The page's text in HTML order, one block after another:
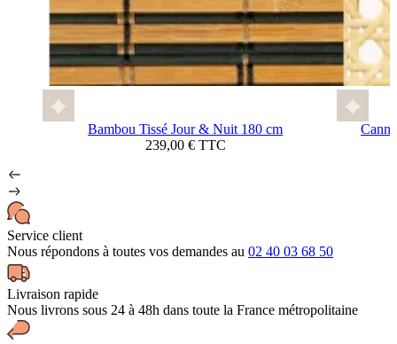
Bambou Tissé Jour & Nuit 180 cm
239,00 € TTC
Service client
Nous répondons à toutes vos demandes au 02 40 03 68 50
Livraison rapide
Nous livrons sous 24 à 48h dans toute la France métropolitaine